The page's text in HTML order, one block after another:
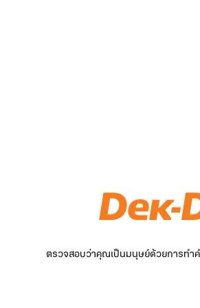
ตรวจสอบว่าคุณเป็นมนุษย์ด้วยการทำค